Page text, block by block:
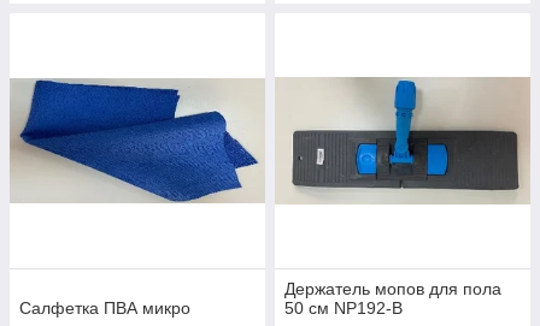
Салфетка ПВА микро
Держатель мопов для пола
50 см NP192-B